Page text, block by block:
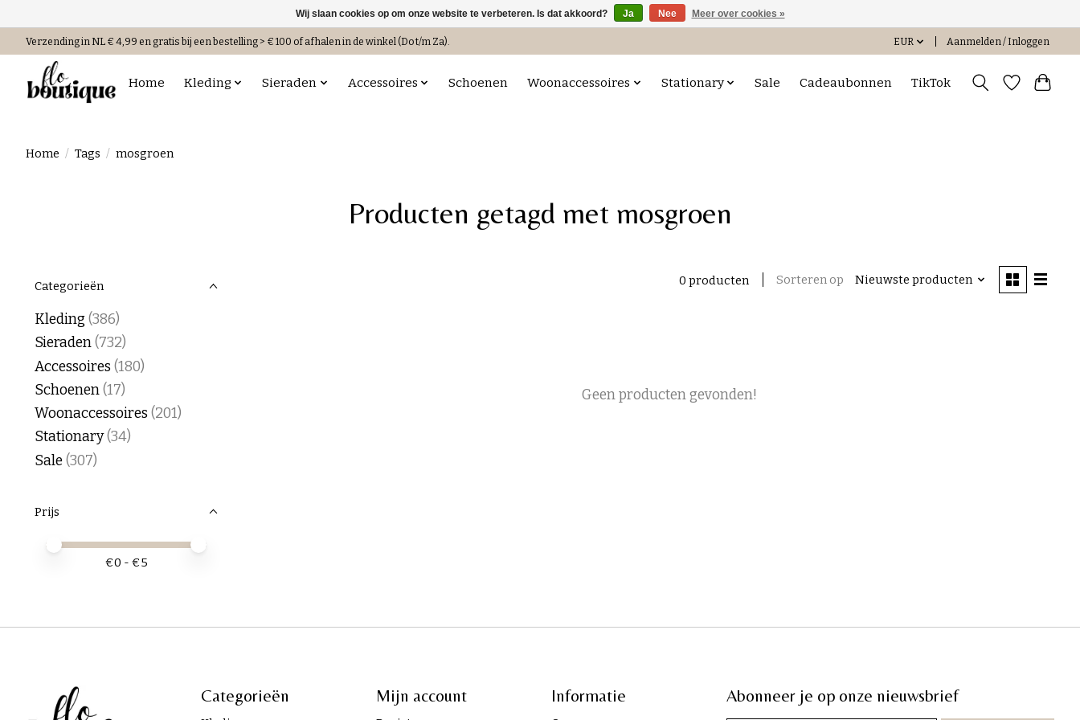
Verzending in NL € 4,99 en gratis bij een bestelling > € 100 of afhalen in de winkel (Do t/m Za). EUR Aanmelden / Inloggen
Home Kleding Sieraden Accessoires Schoenen Woonaccessoires Stationary Sale Cadeaubonnen TikTok
Home / Tags / mosgroen
Producten getagd met mosgroen
Categorieën
Kleding(386)
Sieraden(732)
Accessoires (180)
Schoenen(17)
Woonaccessoires (201)
Stationary(34)
Sale(307)
Prijs
Minimale prijswaarde
Price maximum value
€0 - €5
0 producten Sorteren op Nieuwste producten
Geen producten gevonden!
Categorieën Mijn account Informatie Abonneer je op onze nieuwsbrief
Wij slaan cookies op om onze website te verbeteren. Is dat akkoord? Ja Nee Meer over cookies »